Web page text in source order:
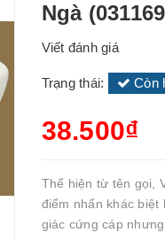
Ngà
Viết đánh giá
Trạng thái: Còn
38.500₫
Thể hiện từ tên gọi,
điểm nhấn khác
giác cứng cáp